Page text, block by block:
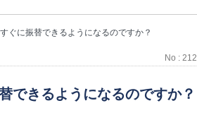
ぐに振替できるようになるのですか？
No : 212
できるようになるのですか？